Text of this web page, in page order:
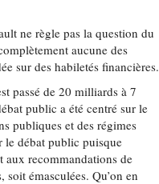
ne règle pas la question du
aucune des
sur des habiletés financières.
passé de 20 milliards à 7
public a été centré sur le
publiques et des régimes
le débat public puisque
aux recommandations de
émasculées. Qu’on en